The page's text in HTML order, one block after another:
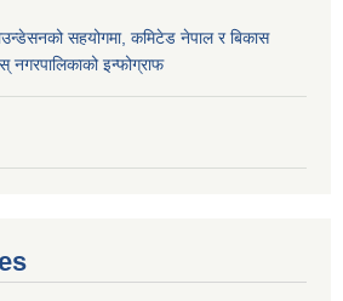
सहयोगमा, कमिटेड नेपाल र बिकास
नगरपालिकाको इन्फोग्राफ